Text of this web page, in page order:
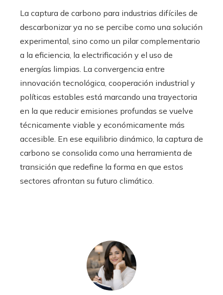
La captura de carbono para industrias difíciles de
descarbonizar ya no se percibe como una solución
experimental, sino como un pilar complementario
a la eficiencia, la electrificación y el uso de
energías limpias. La convergencia entre
innovación tecnológica, cooperación industrial y
políticas estables está marcando una trayectoria
en la que reducir emisiones profundas se vuelve
técnicamente viable y económicamente más
accesible. En ese equilibrio dinámico, la captura de
carbono se consolida como una herramienta de
transición que redefine la forma en que estos
sectores afrontan su futuro climático.